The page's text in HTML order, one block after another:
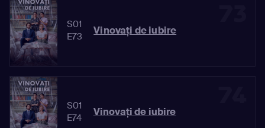
S01
E73
Vinovaţi de iubire
S01
E74
Vinovaţi de iubire